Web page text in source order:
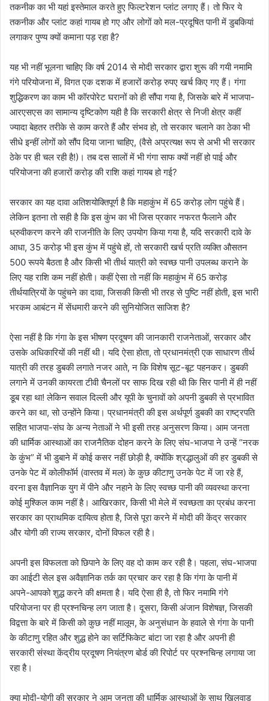
तकनीक का भी यहां इस्तेमाल करते हुए फिल्टरेशन प्लांट लगाए हैं। तो फिर ये
तकनीक और प्लांट कहां गायब हो गए और लोगों को मल-प्रदूषित पानी में डुबकियां
लगाकर पुण्य क्यों कमाना पड़ रहा है?
यह भी नहीं भूलना चाहिए कि वर्ष 2014 से मोदी सरकार द्वारा शुरू की गयी नमामि
गंगे परियोजना में, विगत एक दशक में हजारों करोड़ रुपए खर्च किए गए हैं। गंगा
शुद्धिकरण का काम भी कॉरपोरेट घरानों को ही सौंपा गया है, जिसके बारे में भाजपा-
आरएसएस का सामान्य दृष्टिकोण यही है कि सरकारी क्षेत्र से निजी क्षेत्र कहीं
ज्यादा बेहतर तरीके से काम करते हैं और संभव हो, तो सरकार चलाने का ठेका भी
सीधे इन्हीं लोगों को सौंप दिया जाना चाहिए, (वैसे अप्रत्यक्ष रूप से अभी भी सरकार
ठेके पर ही चल रही है!)। तब दस सालों में भी गंगा साफ क्यों नहीं हो पाई और
परियोजना की हजारों करोड़ की राशि कहां गायब हो गई?
सरकार का यह दावा अतिशयोक्तिपूर्ण है कि महाकुंभ में 65 करोड़ लोग पहुंचे हैं।
लेकिन इतना तो सही है कि इस कुंभ का भी जिस प्रकार नफरत फैलाने और
ध्रुवीकरण करने की राजनीति के लिए उपयोग किया गया है, यदि सरकारी दावे के
आधा, 35 करोड़ भी इस कुंभ में पहुंचे हों, तो सरकारी खर्च प्रति व्यक्ति औसतन
500 रूपये बैठता है और किसी भी तीर्थ यात्री को स्वच्छ पानी उपलब्ध कराने के
लिए यह राशि कम नहीं होती। कहीं ऐसा तो नहीं कि महाकुंभ में 65 करोड़
तीर्थयात्रियों के पहुंचने का दावा, जिसकी किसी भी तरह से पुष्टि नहीं होती, इस भारी
भरकम आबंटन में सेंधमारी करने की सुनियोजित साजिश है?
ऐसा नहीं है कि गंगा के इस भीषण प्रदूषण की जानकारी राजनेताओं, सरकार और
उसके अधिकारियों की नहीं थी। यदि ऐसा होता, तो प्रधानमंत्री एक साधारण तीर्थ
यात्री की तरह डुबकी लगाते नजर आते, न कि विशेष सूट-बूट पहनकर। डुबकी
लगाने में उनकी कायरता टीवी चैनलों पर साफ दिख रही थी कि सिर पानी में ही नहीं
डूब रहा था! लेकिन सवाल दिल्ली और यूपी के चुनावों को अपनी डुबकी से प्रभावित
करने का था, सो उन्होंने किया। प्रधानमंत्री की इस अर्थपूर्ण डुबकी का राष्ट्रपति
सहित भाजपा-संघ के अन्य नेताओं ने भी इसी तरह अनुसरण किया। आम जनता
की धार्मिक आस्थाओं का राजनैतिक दोहन करने के लिए संघ-भाजपा ने उन्हें “नरक
के कुंभ” में भी डुबाने में कोई कसर नहीं छोड़ी है, क्योंकि श्रद्धालुओं की हर डुबकी से
उनके पेट में कोलीफॉर्म (वास्तव में मल) के कुछ कीटाणु उनके पेट में जा रहे हैं,
वरना इस वैज्ञानिक युग में पीने और नहाने के लिए स्वच्छ पानी की व्यवस्था करना
कोई मुश्किल काम नहीं है। आखिरकार, किसी भी मेले में स्वच्छता का प्रबंध करना
सरकार का प्राथमिक दायित्व होता है, जिसे पूरा करने में मोदी की केंद्र सरकार
और योगी की राज्य सरकार, दोनों विफल रही है।
अपनी इस विफलता को छिपाने के लिए वह दो काम कर रही है। पहला, संघ-भाजपा
का आईटी सेल इस अवैज्ञानिक तर्क का प्रचार कर रहा है कि गंगा के पानी में
अपने-आपको शुद्ध करने की क्षमता है। यदि ऐसा ही है, तो फिर नमामि गंगे
परियोजना पर ही प्रश्नचिन्ह लग जाता है। दूसरा, किसी अंजान विशेषज्ञ, जिसकी
विद्वत्ता के बारे में किसी को कुछ नहीं मालूम, के अनुसंधान के हवाले से गंगा के पानी
के कीटाणु रहित और शुद्ध होने का सर्टिफिकेट बांटा जा रहा है और अपनी ही
सरकारी संस्था केंद्रीय प्रदूषण नियंत्रण बोर्ड की रिपोर्ट पर प्रश्नचिन्ह लगाया जा
रहा है।
क्या मोदी-योगी की सरकार ने आम जनता की धार्मिक आस्थाओं के साथ खिलवाड़